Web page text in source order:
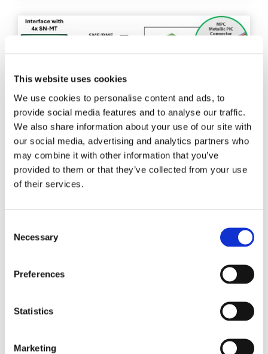
This website uses cookies
We use cookies to personalise content and ads, to
provide social media features and to analyse our traffic.
We also share information about your use of our site with
our social media, advertising and analytics partners who
may combine it with other information that you’ve
provided to them or that they’ve collected from your use
of their services.
Selection
Necessary
Preferences
Statistics
Marketing
ブログ記事
センコー、次世代トランシ
ネットワークの需要が増大し続ける中、1.6Tbpsや